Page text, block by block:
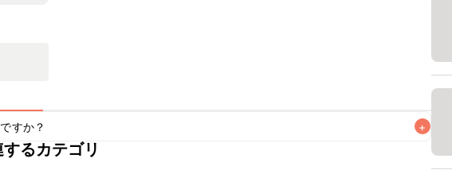
すか？ +
中が目安です。なるべくお早めにお召し上がりください。
るカテゴリ